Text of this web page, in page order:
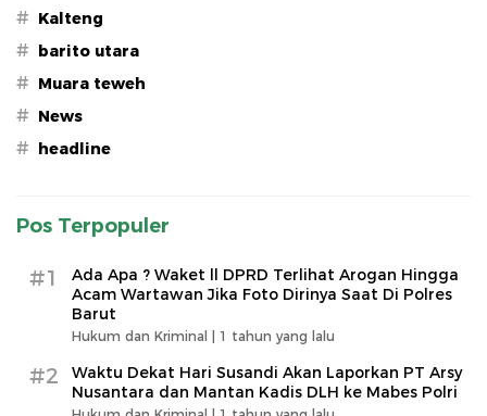
# Kalteng
# barito utara
# Muara teweh
# News
# headline
Pos Terpopuler
#1
Ada Apa ? Waket ll DPRD Terlihat Arogan Hingga
Acam Wartawan Jika Foto Dirinya Saat Di Polres
Barut
Hukum dan Kriminal | 1 tahun yang lalu
#2
Waktu Dekat Hari Susandi Akan Laporkan PT Arsy
Nusantara dan Mantan Kadis DLH ke Mabes Polri